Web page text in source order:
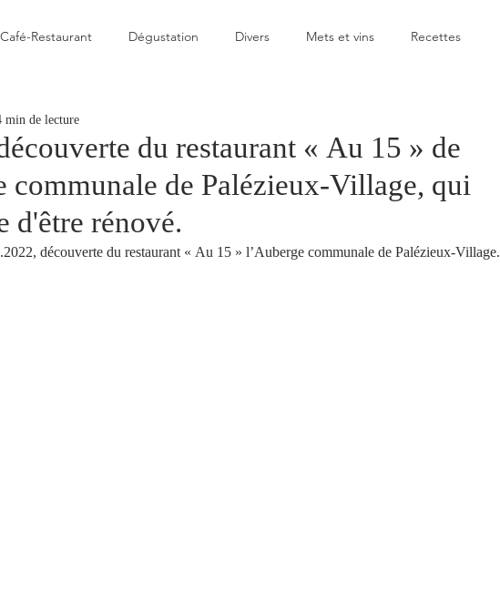
Café-Restaurant Dégustation Divers Mets et vins Recettes
Un flop à vite oublier Décevant Semie-gastronomique
visiter Gastronomique Bistronomie Coup de gueule
du restaurant « Au 15 » de
communale de Palézieux-Village, qui
d'être rénové.
min de lecture
découverte du restaurant « Au 15 » l’Auberge communale de Palézieux-Village.